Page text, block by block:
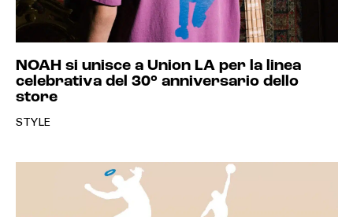
NOAH si unisce a Union LA per la linea
celebrativa del 30° anniversario dello
store
STYLE